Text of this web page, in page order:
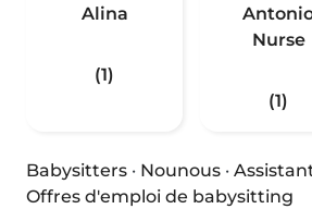
Alina
(1)
Nurse
(1)
Babysitters · Nounous ·
Offres d'emploi de babysitting